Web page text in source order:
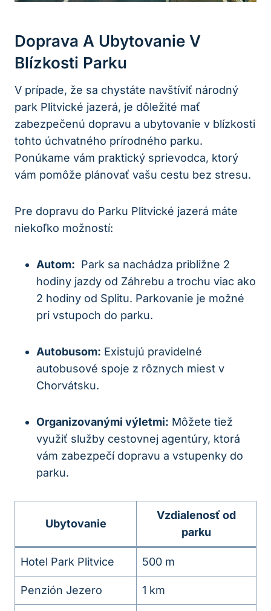
Doprava A Ubytovanie V
Blízkosti Parku
V prípade, že sa chystáte navštíviť‌ národný
park ‌Plitvické jazerá, je dôležité mať
⁣zabezpečenú dopravu a ubytovanie v ⁣blízkosti
tohto úchvatného prírodného⁢ parku.
Ponúkame vám praktický sprievodca, ktorý
vám ⁤pomôže plánovať⁤ vašu cestu bez stresu.
Pre dopravu ​do⁤ Parku Plitvické jazerá⁤ máte
niekoľko možností:
Autom: ‍ Park ⁢sa nachádza približne 2
hodiny jazdy od Záhrebu a trochu viac ako
2 hodiny od Splitu. ⁢Parkovanie je možné
‍pri⁢ vstupoch⁣ do parku.
Autobusom: Existujú pravidelné
‍autobusové spoje ⁤z rôznych miest v
Chorvátsku.
Organizovanými výletmi: ⁢Môžete tiež
využiť služby cestovnej‍ agentúry, ​ktorá
vám zabezpečí dopravu a vstupenky do
parku.
Ubytovanie
Vzdialenosť od
parku
Hotel ‌Park Plitvice 500 ⁤m
Penzión ⁢Jezero 1‍ km